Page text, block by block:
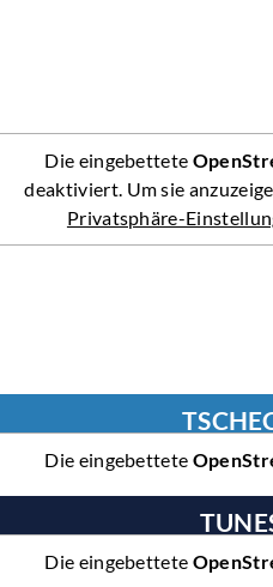
Die eingebettete
deaktiviert. Um sie
Privatsphäre-
Die eingebettete
Privatsphäre-
Die eingebettete